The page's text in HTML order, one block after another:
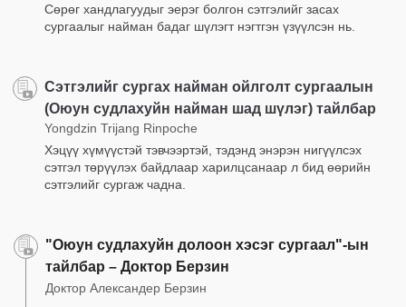
Сөрөг хандлагуудыг эерэг болгон сэтгэлийг засах
сургаалыг найман бадаг шүлэгт нэгтгэн үзүүлсэн нь.
Сэтгэлийг сургах найман ойлголт сургаалын
(Оюун судлахуйн найман шад шүлэг) тайлбар
Yongdzin Trijang Rinpoche
Хэцүү хүмүүстэй тэвчээртэй, тэдэнд энэрэн нигүүлсэх
сэтгэл төрүүлэх байдлаар харилцсанаар л бид өөрийн
сэтгэлийг сургаж чадна.
"Оюун судлахуйн долоон хэсэг сургаал"-ын
тайлбар – Доктор Берзин
Доктор Александер Берзин